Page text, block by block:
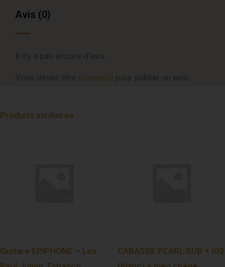
Avis (0)
connecté
Produits similaires
Guitare EPIPHONE – Les
CABASSE PEARL SUB + IO3